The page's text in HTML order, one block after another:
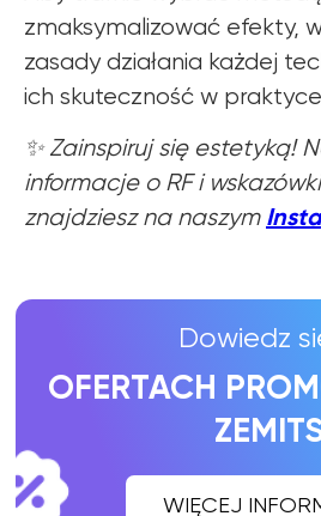
zmaksymalizować efekty,
zasady działania każdej
ich skuteczność w
✨ Zainspiruj się estetyką!
informacje o RF i
znajdziesz na naszym